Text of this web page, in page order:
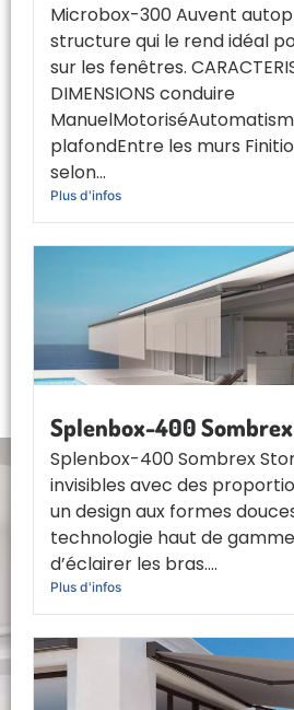
Microbox-300 Auvent
structure qui le rend idéal
sur les fenêtres.
DIMENSIONS conduire
plafondEntre les murs
selon...
Plus d'infos
Splenbox-400 Sombrex
Splenbox-400 Sombrex
invisibles avec des
un design aux formes
technologie haut de
d’éclairer les bras....
Plus d'infos